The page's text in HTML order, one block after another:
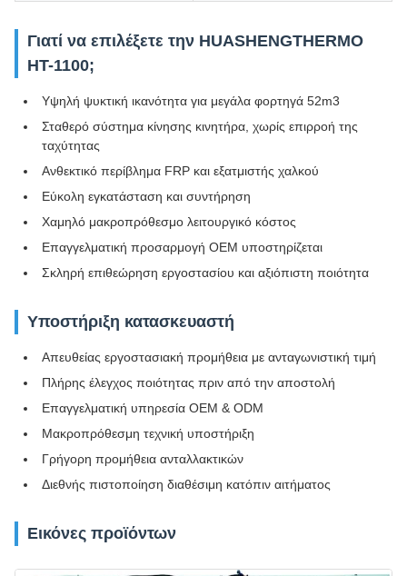
Γιατί να επιλέξετε την HUASHENGTHERMO
HT-1100;
Υψηλή ψυκτική ικανότητα για μεγάλα φορτηγά 52m3
Σταθερό σύστημα κίνησης κινητήρα, χωρίς επιρροή της
ταχύτητας
Ανθεκτικό περίβλημα FRP και εξατμιστής χαλκού
Εύκολη εγκατάσταση και συντήρηση
Χαμηλό μακροπρόθεσμο λειτουργικό κόστος
Επαγγελματική προσαρμογή OEM υποστηρίζεται
Σκληρή επιθεώρηση εργοστασίου και αξιόπιστη ποιότητα
Υποστήριξη κατασκευαστή
Απευθείας εργοστασιακή προμήθεια με ανταγωνιστική τιμή
Πλήρης έλεγχος ποιότητας πριν από την αποστολή
Επαγγελματική υπηρεσία OEM & ODM
Μακροπρόθεσμη τεχνική υποστήριξη
Γρήγορη προμήθεια ανταλλακτικών
Διεθνής πιστοποίηση διαθέσιμη κατόπιν αιτήματος
Εικόνες προϊόντων